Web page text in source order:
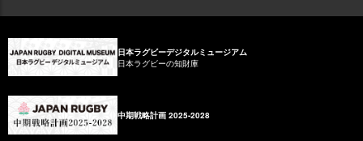
日本ラグビーデジタルミュージアム
日本ラグビーの知財庫
中期戦略計画 2025-2028